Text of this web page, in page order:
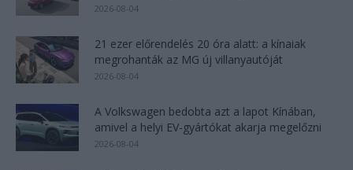
2026-08-04
21 ezer előrendelés 20 óra alatt: a kínaiak
megrohanták az MG új villanyautóját
2026-08-04
A Volkswagen bedobta azt a lapot Kínában,
amivel a helyi EV-gyártókat akarja megelőzni
2026-08-04